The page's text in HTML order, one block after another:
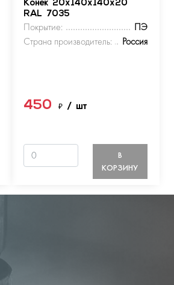
Конек 20х140х140х20
RAL 7035
Покрытие:
ПЭ
Страна производитель:
Россия
450 ₽ / шт
В
КОРЗИНУ